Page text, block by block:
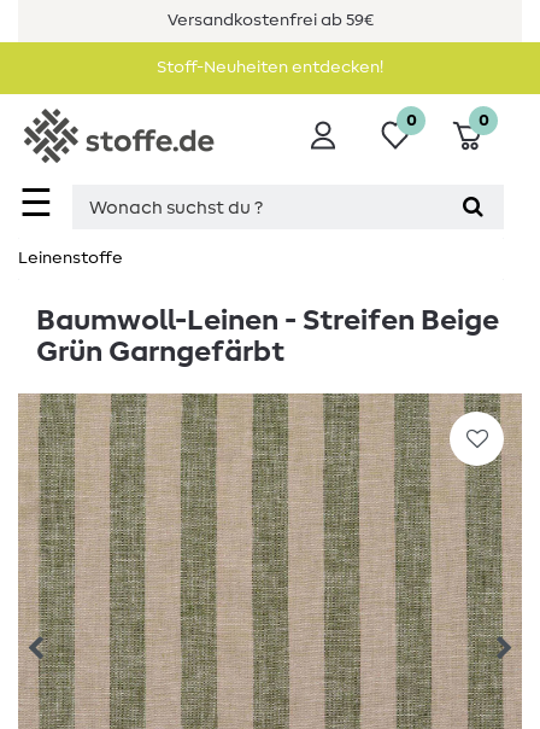
Versandkostenfrei ab 59€
Stoff-Neuheiten entdecken!
☰
0 0
Leinenstoffe
Baumwoll-Leinen - Streifen Beige
Grün Garngefärbt